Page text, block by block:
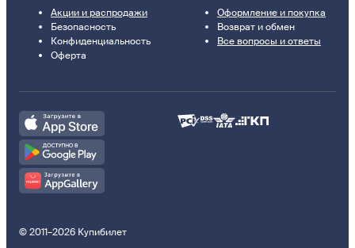
Акции и распродажи
Безопасность
Конфиденциальность
Оферта
Оформление и покупка
Возврат и обмен
Все вопросы и ответы
© 2011–2026 Купибилет